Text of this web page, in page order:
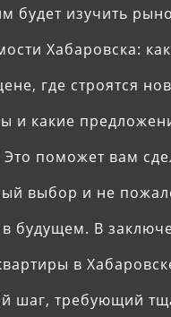
будет изучить
Хабаровска:
где строятся
и какие
поможет вам
выбор и не
будущем. В
в
шаг, требующий